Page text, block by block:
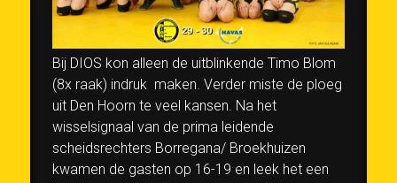
Bij DIOS kon alleen de uitblinkende Timo Blom
(8x raak) indruk maken. Verder miste de ploeg
uit Den Hoorn te veel kansen. Na het
wisselsignaal van de prima leidende
scheidsrechters Borregana/ Broekhuizen
kwamen de gasten op 16-19 en leek het een